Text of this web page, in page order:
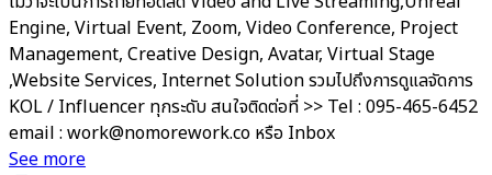
Engine, Virtual Event, Zoom, Video Conference, Project
Management, Creative Design, Avatar, Virtual Stage
,Website Services, Internet Solution รวมไปถึงการดูแลจัดการ
KOL / Influencer ทุกระดับ สนใจติดต่อที่ >> Tel : 095-465-6452
email : work@nomorework.co หรือ Inbox
See more